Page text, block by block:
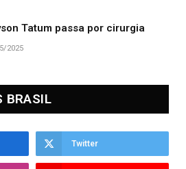
Tatum passa por cirurgia
2025
BRASIL
Twitter